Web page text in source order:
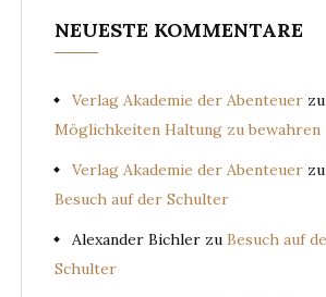
NEUESTE KOMMENTARE
Verlag Akademie der Abenteuer zu
Möglichkeiten Haltung zu bewahren
Verlag Akademie der Abenteuer zu
Besuch auf der Schulter
Alexander Bichler zu Besuch auf
Schulter